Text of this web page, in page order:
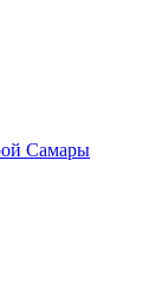
Самары